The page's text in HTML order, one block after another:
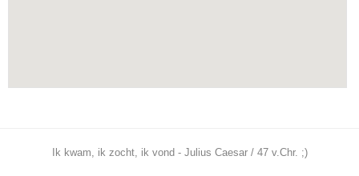
Ik kwam, ik zocht, ik vond - Julius Caesar / 47 v.Chr. ;)